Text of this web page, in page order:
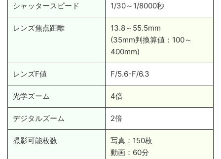
シャッタースピード 1/30～1/8000秒
レンズ焦点距離
13.8～55.5mm
(35mm判換算値：100～
400mm)
レンズF値 F/5.6-F/6.3
光学ズーム 4倍
デジタルズーム 2倍
撮影可能枚数
写真：150枚
動画：60分